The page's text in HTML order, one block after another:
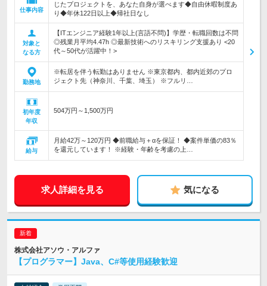
仕事内容
じたプロジェクトを、あなた自身が選べます◆自由休暇制度あ
り◆年休122日以上◆帰社日なし
対象と
なる方
【ITエンジニア経験1年以上(言語不問)】学歴・転職回数は不問
◎残業月平均4.47h ◎最新技術へのリスキリング支援あり <20
代～50代が活躍中！>
勤務地
※転居を伴う転勤はありません ※東京都内、都内近郊のプロ
ジェクト先（神奈川、千葉、埼玉） ※フルリ…
初年度
年収
504万円～1,500万円
給与
月給42万～120万円 ◆前職給与＋αを保証！ ◆案件単価の83％
を還元しています！ ※経験・年齢を考慮の上…
求人詳細を見る 気になる
株式会社アソウ・アルファ
【プログラマー】Java、C#等使用経験歓迎